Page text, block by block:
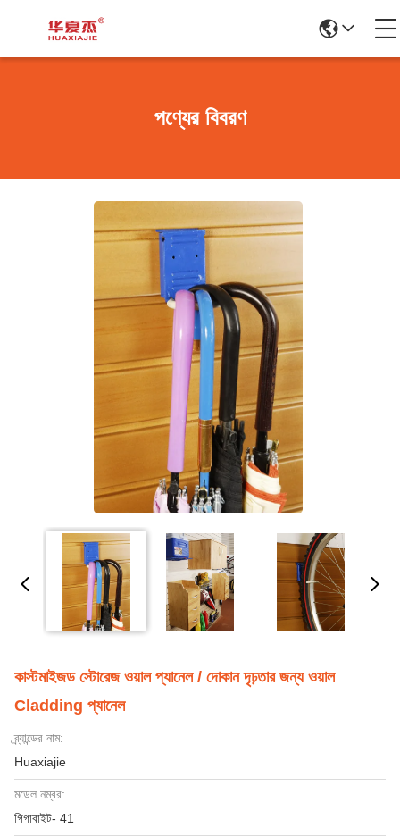
পণ্যের বিবরণ
কাস্টমাইজড স্টোরেজ ওয়াল প্যানেল / দোকান দৃঢ়তার জন্য ওয়াল
Cladding প্যানেল
ব্র্যান্ডের নাম:
Huaxiajie
মডেল নম্বর:
গিগাবাইট- 41